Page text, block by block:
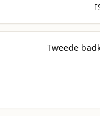
Tweede